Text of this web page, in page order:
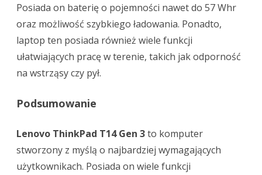
Posiada on baterię o pojemności nawet do 57 Whr
oraz możliwość szybkiego ładowania. Ponadto,
laptop ten posiada również wiele funkcji
ułatwiających pracę w terenie, takich jak odporność
na wstrząsy czy pył.
Podsumowanie
Lenovo ThinkPad T14 Gen 3to komputer
stworzony z myślą o najbardziej wymagających
użytkownikach. Posiada on wiele funkcji